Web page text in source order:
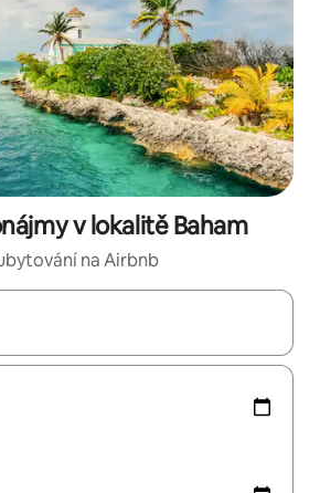
v lokalitě Baham
na Airbnb
k dispozici, můžeš si je procházet pomocí